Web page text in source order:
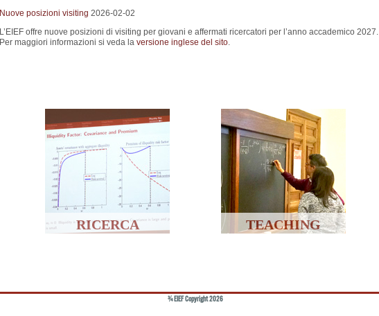
Nuove posizioni visiting 2026-02-02
L’EIEF offre nuove posizioni di visiting per giovani e affermati ricercatori per l’anno accademico 2027.
Per maggiori informazioni si veda la versione inglese del sito.
RICERCA TEACHING
© EIEF Copyright 2026